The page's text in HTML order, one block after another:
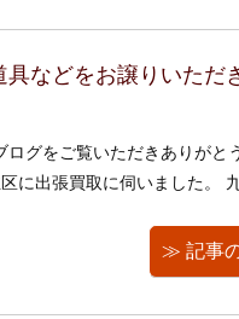
ぐに駆け付けさせていた
などをお譲りいただ
グをご覧いただきありがと
に出張買取に伺いました。
をお譲りいただきました。 誠
≫ 記事